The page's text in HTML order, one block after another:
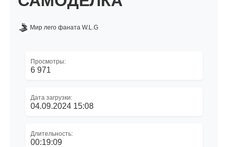
Мир лего фаната W.L.G
Просмотры:
6 971
Дата загрузки:
04.09.2024 15:08
Длительность:
00:19:09